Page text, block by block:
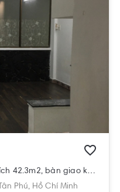
Căn hộ Gò Dầu 1 tầng 2 diện tích 42.3m2, bàn giao không có nội thất.
Tân Phú, Hồ Chí Minh